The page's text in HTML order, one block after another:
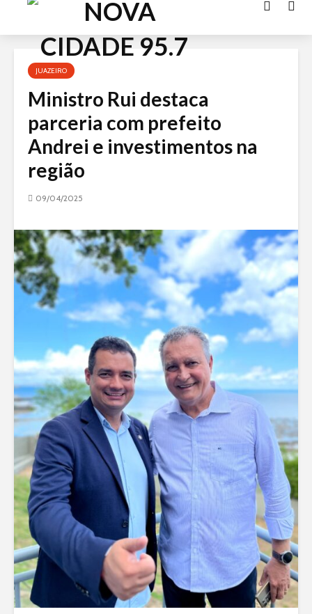
Acessar
conteúdoJUAZEIRO
Ministro Rui destaca
parceria com prefeito
Andrei e investimentos na
região
09/04/2025